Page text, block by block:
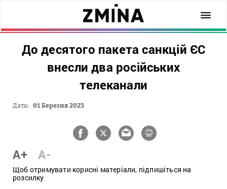
До десятого пакета санкцій ЄС
внесли два російських
телеканали
Дата: 01 Березня 2023
A+ A-
Щоб отримувати корисні матеріали, підпишіться на
розсилку